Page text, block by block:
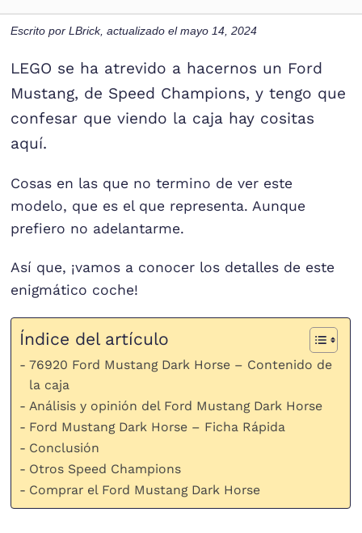
Escrito porLBrick, actualizado elmayo 14, 2024
LEGO se ha atrevido a hacernos un Ford
Mustang, de Speed Champions, y tengo que
confesar que viendo la caja hay cositas
aquí.
Cosas en las que no termino de ver este
modelo, que es el que representa. Aunque
prefiero no adelantarme.
Así que, ¡vamos a conocer los detalles de este
enigmático coche!
Índice del artículo
76920 Ford Mustang Dark Horse – Contenido de
la caja
Análisis y opinión del Ford Mustang Dark Horse
Ford Mustang Dark Horse – Ficha Rápida
Conclusión
Otros Speed Champions
Comprar el Ford Mustang Dark Horse